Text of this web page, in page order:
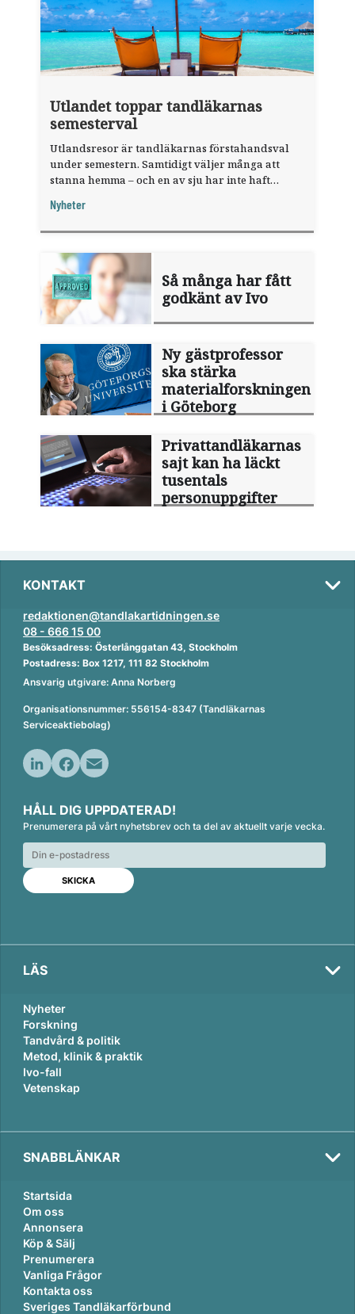
Utlandet toppar tandläkarnas
semesterval
Utlandsresor är tandläkarnas förstahandsval
under semestern. Samtidigt väljer många att
stanna hemma – och en av sju har inte haft
fråga".
Nyheter
Så många har fått
godkänt av Ivo
Ny gästprofessor
ska stärka
materialforskningen
i Göteborg
Privattandläkarnas
sajt kan ha läckt
tusentals
personuppgifter
KONTAKT
redaktionen@tandlakartidningen.se
08 - 666 15 00
Besöksadress: Österlånggatan 43, Stockholm
Postadress: Box 1217, 111 82 Stockholm
Ansvarig utgivare: Anna Norberg
Organisationsnummer: 556154-8347 (Tandläkarnas
Serviceaktiebolag)
n
k
e
d
n
c
e
b
o
o
k
a
i
l
HÅLL DIG UPPDATERAD!
Prenumerera på vårt nyhetsbrev och ta del av aktuellt varje vecka.
LÄS
Nyheter
Forskning
Tandvård & politik
Metod, klinik & praktik
Ivo-fall
Vetenskap
SNABBLÄNKAR
Startsida
Om oss
Annonsera
Köp & Sälj
Prenumerera
Vanliga Frågor
Kontakta oss
Sveriges Tandläkarförbund